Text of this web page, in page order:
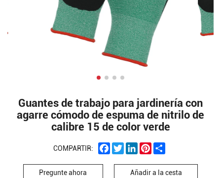
Guantes de trabajo para jardinería con
agarre cómodo de espuma de nitrilo de
calibre 15 de color verde
COMPARTIR: Facebook
TwitterLinkedInPinterest
Pregunte ahora Añadir a la cesta